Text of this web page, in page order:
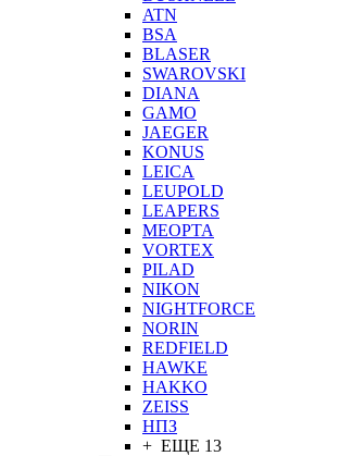
ATN
BSA
BLASER
SWAROVSKI
DIANA
GAMO
JAEGER
KONUS
LEICA
LEUPOLD
LEAPERS
MEOPTA
VORTEX
PILAD
NIKON
NIGHTFORCE
NORIN
REDFIELD
HAWKE
HAKKO
ZEISS
НПЗ
+ ЕЩЕ 13